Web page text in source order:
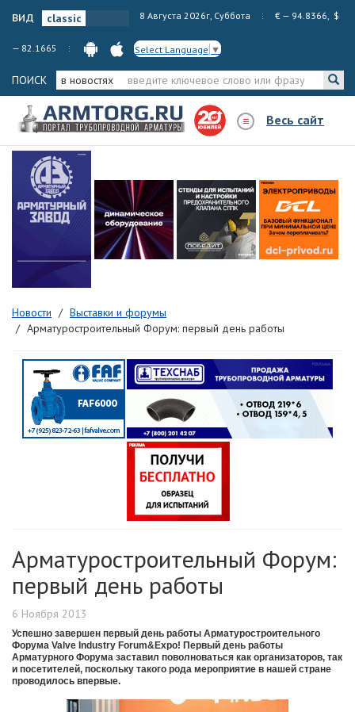
вид 8 Августа 2026г, Суббота € — 94.8366, $
— 82.1665 Select Language ▼
ПОИСК в новостях
Весь сайт
Новости
Выставки и форумы
Арматуростроительный Форум: первый день работы
Арматуростроительный Форум:
первый день работы
6 Ноября 2013
Успешно завершен первый день работы Арматуростроительного
Форума Valve Industry Forum&Expo! Первый день работы
Арматурного Форума заставил поволноваться как организаторов, так
и посетителей, поскольку такого рода мероприятие в нашей стране
проводилось впервые.